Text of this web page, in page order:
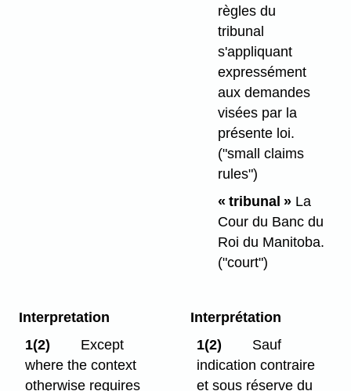
règles du
tribunal
s'appliquant
expressément
aux demandes
visées par la
présente loi.
("small claims
rules")
« tribunal »La
Cour du Banc du
Roi du Manitoba.
("court")
Interpretation
1(2)
Except
where the context
otherwise requires
Interprétation
1(2)
Sauf
indication contraire
et sous réserve du